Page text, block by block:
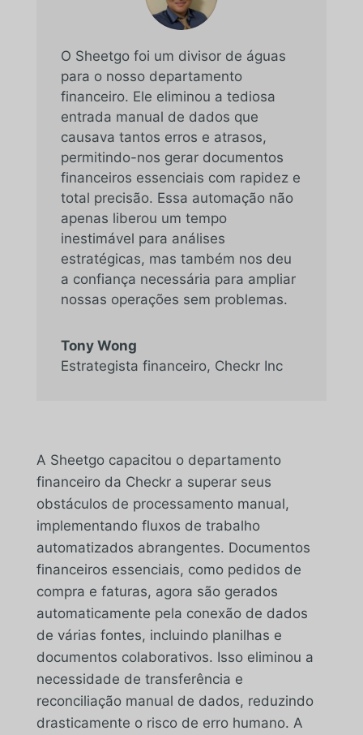
O Sheetgo foi um divisor de águas
para o nosso departamento
financeiro. Ele eliminou a tediosa
entrada manual de dados que
causava tantos erros e atrasos,
permitindo-nos gerar documentos
financeiros essenciais com rapidez e
total precisão. Essa automação não
apenas liberou um tempo
inestimável para análises
estratégicas, mas também nos deu
a confiança necessária para ampliar
nossas operações sem problemas.
Tony Wong
Estrategista financeiro, Checkr Inc
A Sheetgo capacitou o departamento
financeiro da Checkr a superar seus
obstáculos de processamento manual,
implementando fluxos de trabalho
automatizados abrangentes. Documentos
financeiros essenciais, como pedidos de
compra e faturas, agora são gerados
automaticamente pela conexão de dados
de várias fontes, incluindo planilhas e
documentos colaborativos. Isso eliminou a
necessidade de transferência e
reconciliação manual de dados, reduzindo
drasticamente o risco de erro humano. A